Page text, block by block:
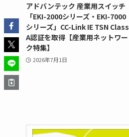
アドバンテック 産業用スイッチ
「EKI-2000シリーズ・EKI-7000
シリーズ」CC-Link IE TSN Class
A認証を取得【産業用ネットワー
ク特集】
2026年7月1日